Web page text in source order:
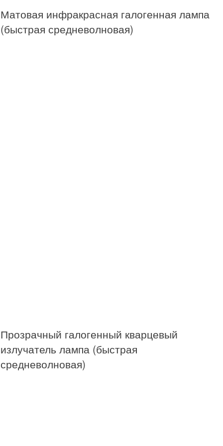
Матовая инфракрасная галогенная лампа
(быстрая средневолновая)
Прозрачный галогенный кварцевый
излучатель лампа (быстрая
средневолновая)